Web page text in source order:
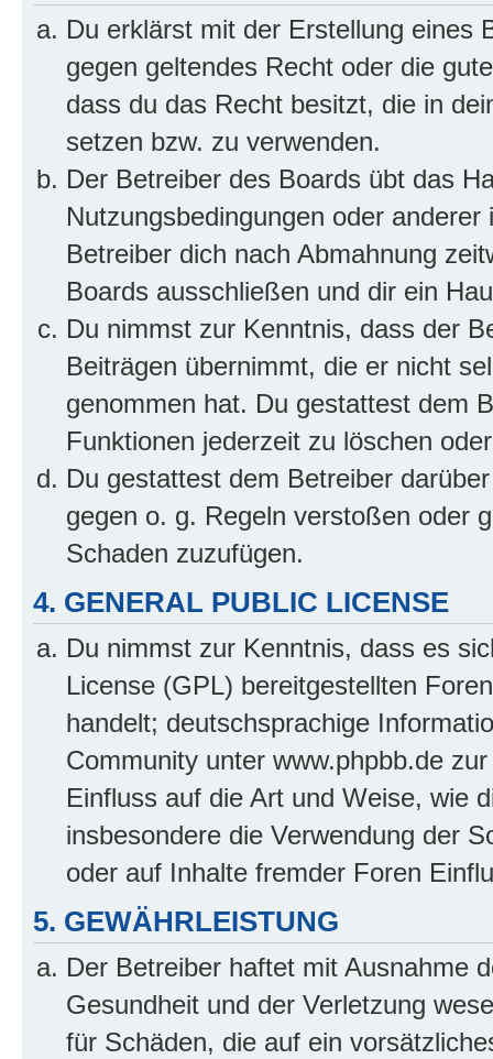
Du erklärst mit der Erstellung eines
gegen geltendes Recht oder die
dass du das Recht besitzt, die in
setzen bzw. zu verwenden.
Der Betreiber des Boards übt das
Nutzungsbedingungen oder
Betreiber dich nach Abmahnung
Boards ausschließen und dir ein
Du nimmst zur Kenntnis, dass der
Beiträgen übernimmt, die er nicht
genommen hat. Du gestattest dem
Funktionen jederzeit zu löschen
Du gestattest dem Betreiber
gegen o. g. Regeln verstoßen oder
Schaden zuzufügen.
4. GENERAL PUBLIC LICENSE
Du nimmst zur Kenntnis, dass es
License (GPL) bereitgestellten
handelt; deutschsprachige
Community unter www.phpbb.de
Einfluss auf die Art und Weise, wie
insbesondere die Verwendung der
oder auf Inhalte fremder Foren
5. GEWÄHRLEISTUNG
Der Betreiber haftet mit Ausnahme
Gesundheit und der Verletzung
für Schäden, die auf ein